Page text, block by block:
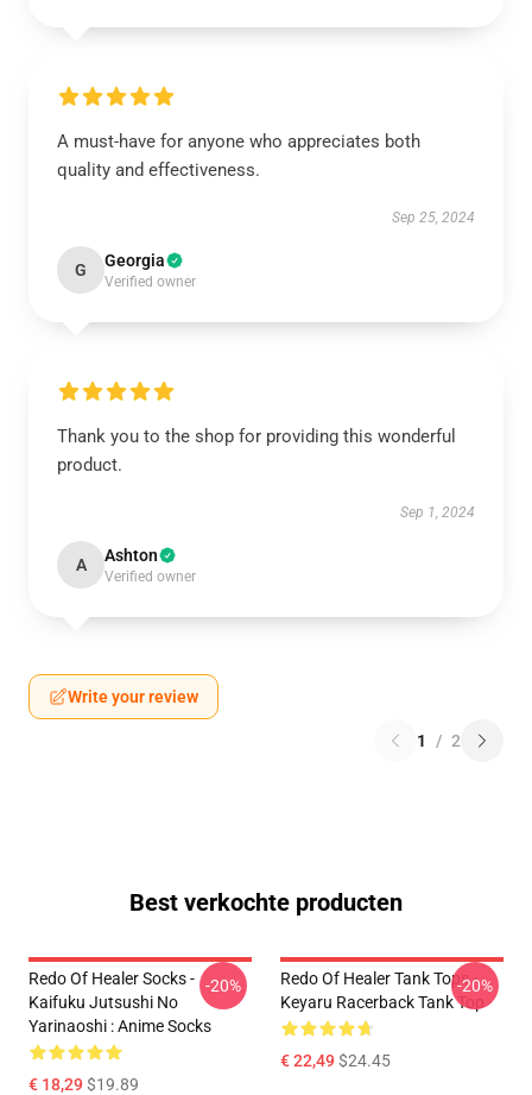
A must-have for anyone who appreciates both
quality and effectiveness.
Sep 25, 2024
G Georgia
Verified owner
Thank you to the shop for providing this wonderful
product.
Sep 1, 2024
A Ashton
Verified owner
Write your review
1 / 2
Best verkochte producten
Redo Of Healer Socks -
Kaifuku Jutsushi No
Yarinaoshi : Anime Socks
€ 18,29$19.89
-20%
Redo Of Healer Tank Tops -
Keyaru Racerback Tank Top
€ 22,49$24.45
-20%